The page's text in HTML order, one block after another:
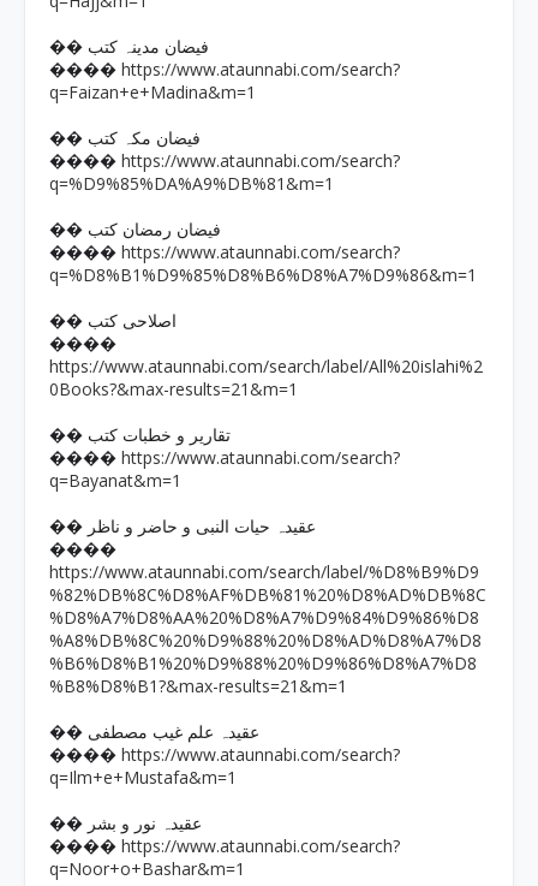
�� فیضان مدینہ کتب
���� https://www.ataunnabi.com/search?
q=Faizan+e+Madina&m=1
�� فیضان مکہ کتب
���� https://www.ataunnabi.com/search?
q=%D9%85%DA%A9%DB%81&m=1
�� فیضان رمضان کتب
���� https://www.ataunnabi.com/search?
q=%D8%B1%D9%85%D8%B6%D8%A7%D9%86&m=1
�� اصلاحی کتب
����
https://www.ataunnabi.com/search/label/All%20islahi%2
0Books?&max-results=21&m=1
�� تقاریر و خطبات کتب
���� https://www.ataunnabi.com/search?
q=Bayanat&m=1
�� عقیدہ حیات النبی و حاضر و ناظر
����
https://www.ataunnabi.com/search/label/%D8%B9%D9
%82%DB%8C%D8%AF%DB%81%20%D8%AD%DB%8C
%D8%A7%D8%AA%20%D8%A7%D9%84%D9%86%D8
%A8%DB%8C%20%D9%88%20%D8%AD%D8%A7%D8
%B6%D8%B1%20%D9%88%20%D9%86%D8%A7%D8
%B8%D8%B1?&max-results=21&m=1
�� عقیدہ علم غیب مصطفی
���� https://www.ataunnabi.com/search?
q=Ilm+e+Mustafa&m=1
�� عقیدہ نور و بشر
���� https://www.ataunnabi.com/search?
q=Noor+o+Bashar&m=1